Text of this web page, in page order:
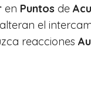
en Puntos de
el
reacciones